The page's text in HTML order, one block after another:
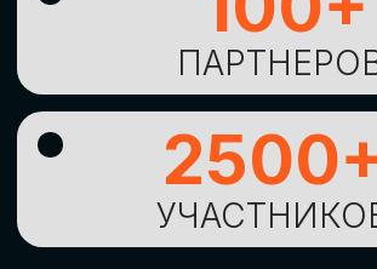
ОСТАВИТЬ
ЗАЯВКУ
Оставьте заявку, наши менеджеры